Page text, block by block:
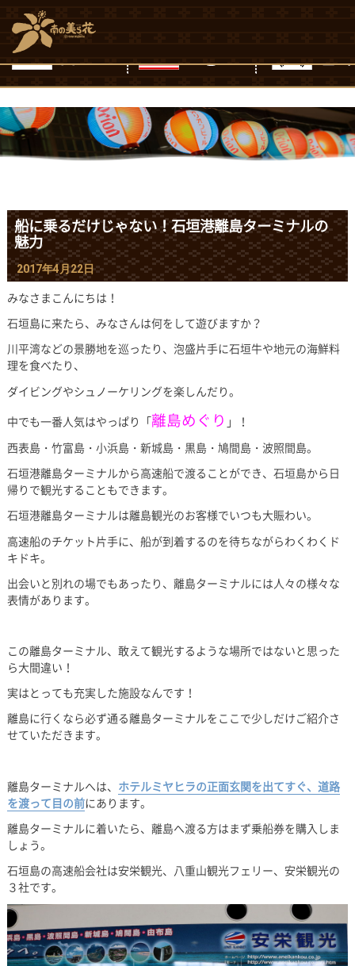
船に乗るだけじゃない！石垣港離島ターミナルの
魅力
2017年4月22日
みなさまこんにちは！
石垣島に来たら、みなさんは何をして遊びますか？
川平湾などの景勝地を巡ったり、泡盛片手に石垣牛や地元の海鮮料
理を食べたり、
ダイビングやシュノーケリングを楽しんだり。
中でも一番人気はやっぱり「離島めぐり 」！
西表島・竹富島・小浜島・新城島・黒島・鳩間島・波照間島。
石垣港離島ターミナルから高速船で渡ることができ、石垣島から日
帰りで観光することもできます。
石垣港離島ターミナルは離島観光のお客様でいつも大賑わい。
高速船のチケット片手に、船が到着するのを待ちながらわくわくド
キドキ。
出会いと別れの場でもあったり、離島ターミナルには人々の様々な
表情があります。
この離島ターミナル、敢えて観光するような場所ではないと思った
ら大間違い！
実はとっても充実した施設なんです！
離島に行くなら必ず通る離島ターミナルをここで少しだけご紹介さ
せていただきます。
離島ターミナルへは、 ホテルミヤヒラの正面玄関を出てすぐ、道路
を渡って目の前にあります。
離島ターミナルに着いたら、離島へ渡る方はまず乗船券を購入しま
しょう。
石垣島の高速船会社は安栄観光、八重山観光フェリー、安栄観光の
３社です。